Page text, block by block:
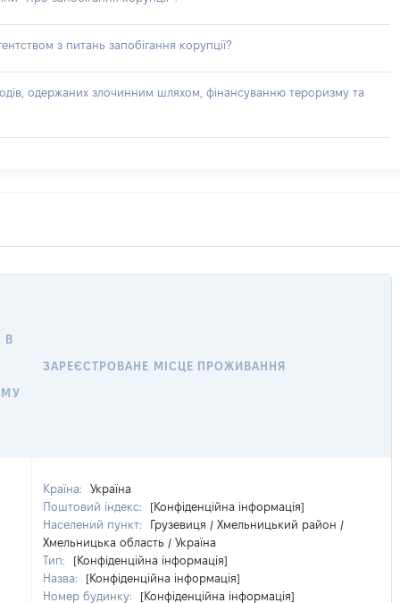
з питань запобігання корупції?
одержаних злочинним шляхом, фінансуванню тероризму та
В
ЗАРЕЄСТРОВАНЕ МІСЦЕ ПРОЖИВАННЯ
Країна:
Україна
Поштовий індекс:
[Конфіденційна інформація]
Населений пункт:
Грузевиця / Хмельницький район /
Хмельницька область / Україна
Тип:
[Конфіденційна інформація]
Назва:
[Конфіденційна інформація]
Номер будинку:
[Конфіденційна інформація]